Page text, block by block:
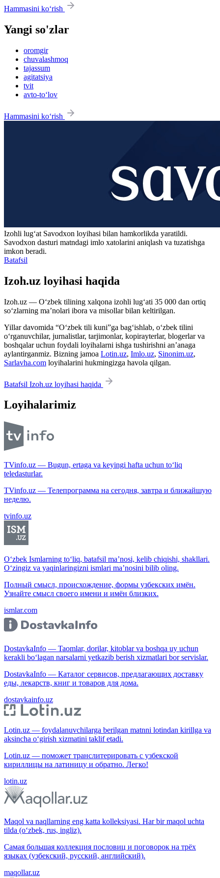
Hammasini ko‘rish
Yangi so'zlar
oromgir
chuvalashmoq
tajassum
agitatsiya
tvit
avto-to‘lov
Hammasini ko‘rish
Izohli lugʻat Savodxon loyihasi bilan hamkorlikda yaratildi.
Savodxon dasturi matndagi imlo xatolarini aniqlash va tuzatishga
imkon beradi.
Batafsil
Izoh.uz loyihasi haqida
Izoh.uz — O‘zbek tilining xalqona izohli lug‘ati 35 000 dan ortiq
so‘zlarning ma’nolari ibora va misollar bilan keltirilgan.
Yillar davomida “O‘zbek tili kuni”ga bag‘ishlab, o‘zbek tilini
o‘rganuvchilar, jurnalistlar, tarjimonlar, kopirayterlar, blogerlar va
boshqalar uchun foydali loyihalarni ishga tushirishni an’anaga
aylantirganmiz. Bizning jamoa Lotin.uz, Imlo.uz, Sinonim.uz,
Sarlavha.com loyihalarini hukmingizga havola qilgan.
Batafsil Izoh.uz loyihasi haqida
Loyihalarimiz
TVinfo.uz — Bugun, ertaga va keyingi hafta uchun to‘liq
teledasturlar.
TVinfo.uz — Телепрограмма на сегодня, завтра и ближайшую
неделю.
tvinfo.uz
O‘zbek Ismlarning to‘liq, batafsil ma’nosi, kelib chiqishi, shakllari.
O‘zingiz va yaqinlaringizni ismlari ma’nosini bilib oling.
Полный смысл, происхождение, формы узбекских имён.
Узнайте смысл своего имени и имён близких.
ismlar.com
DostavkaInfo — Taomlar, dorilar, kitoblar va boshqa uy uchun
kerakli bo‘lagan narsalarni yetkazib berish xizmatlari bor servislar.
DostavkaInfo — Каталог сервисов, предлагающих доставку
еды, лекарств, книг и товаров для дома.
dostavkainfo.uz
Lotin.uz — foydalanuvchilarga berilgan matnni lotindan kirillga va
aksincha o‘girish xizmatini taklif etadi.
Lotin.uz — поможет транслитерировать с узбекской
кириллицы на латиницу и обратно. Легко!
lotin.uz
Maqol va naqllarning eng katta kolleksiyasi. Har bir maqol uchta
tilda (o‘zbek, rus, ingliz).
Самая большая коллекция пословиц и поговорок на трёх
языках (узбекский, русский, английский).
maqollar.uz